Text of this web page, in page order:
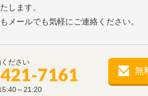
します。
メールでも気軽にご連絡ください。
ださい
7161
～21:20
無